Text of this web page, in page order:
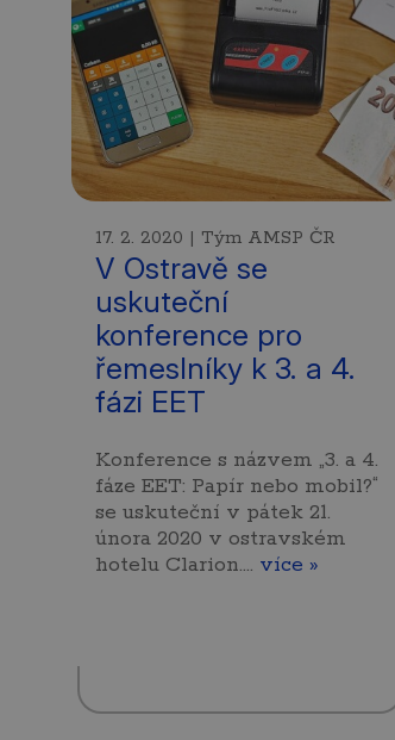
17. 2. 2020 | Tým AMSP ČR
V Ostravě se
uskuteční
konference pro
řemeslníky k 3. a 4.
fázi EET
Konference s názvem „3. a 4.
fáze EET: Papír nebo mobil?“
se uskuteční v pátek 21.
února 2020 v ostravském
hotelu Clarion.… více »